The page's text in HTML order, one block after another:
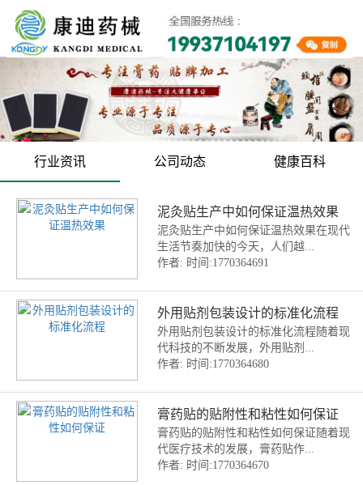
行业资讯 公司动态 健康百科
泥灸贴生产中如何保证温热效果
泥灸贴生产中如何保证温热效果在现代
生活节奏加快的今天，人们越...
作者: 时间:1770364691
外用贴剂包装设计的标准化流程
外用贴剂包装设计的标准化流程随着现
代科技的不断发展，外用贴剂...
作者: 时间:1770364680
膏药贴的贴附性和粘性如何保证
膏药贴的贴附性和粘性如何保证随着现
代医疗技术的发展，膏药贴作...
作者: 时间:1770364670